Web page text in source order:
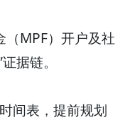
MPF）开户及社
据链。
间表，提前规划